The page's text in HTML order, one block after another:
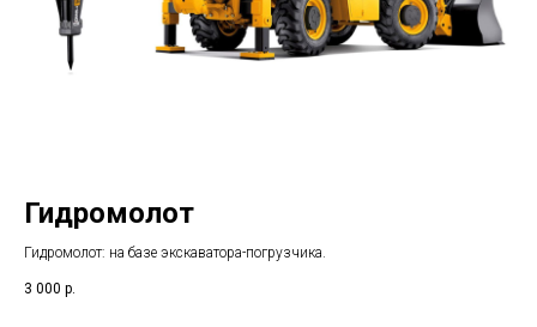
Гидромолот
Гидромолот: на базе экскаватора-погрузчика.
3 000 р.